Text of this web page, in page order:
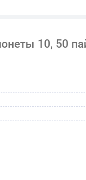
10, 50